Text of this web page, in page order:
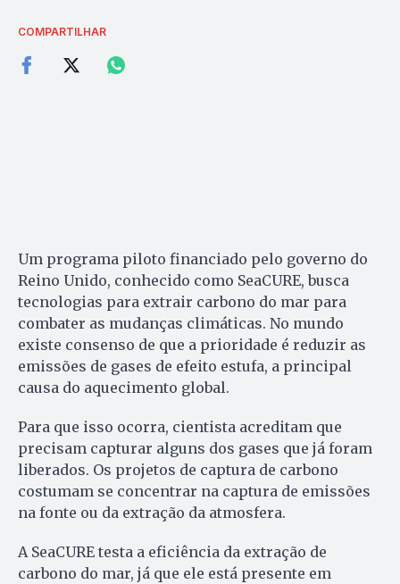
COMPARTILHAR
Um programa piloto financiado pelo governo do
Reino Unido, conhecido como SeaCURE, busca
tecnologias para extrair carbono do mar para
combater as mudanças climáticas. No mundo
existe consenso de que a prioridade é reduzir as
emissões de gases de efeito estufa, a principal
causa do aquecimento global.
Para que isso ocorra, cientista acreditam que
precisam capturar alguns dos gases que já foram
liberados. Os projetos de captura de carbono
costumam se concentrar na captura de emissões
na fonte ou da extração da atmosfera.
A SeaCURE testa a eficiência da extração de
carbono do mar, já que ele está presente em